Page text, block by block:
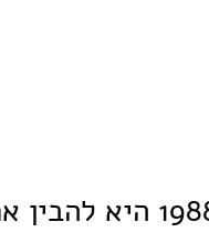
המחויבות של עמיטל לענף הסחר הבינלאומי שאותו משרתת מאז 1988